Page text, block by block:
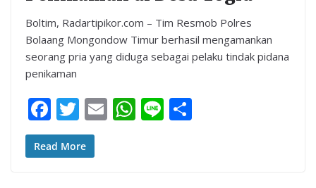
Boltim, Radartipikor.com – Tim Resmob Polres
Bolaang Mongondow Timur berhasil mengamankan
seorang pria yang diduga sebagai pelaku tindak pidana
penikaman
F
ac
e
T
w
itt
E
m
W
h
Li
n
Read More